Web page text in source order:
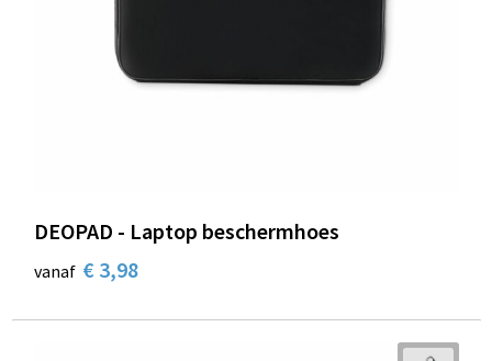
DEOPAD - Laptop beschermhoes
vanaf € 3,98